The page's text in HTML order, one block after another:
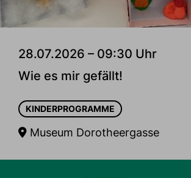
28.07.2026 – 09:30 Uhr
Wie es mir gefällt!
KINDERPROGRAMME
Museum Dorotheergasse